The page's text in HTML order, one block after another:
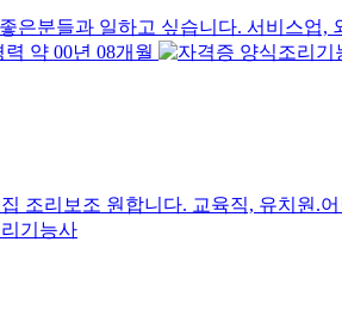
은분들과 일하고 싶습니다. 서비스업,
약 00년 08개월 양식조리기
조리보조 원합니다. 교육직, 유치원.
기능사